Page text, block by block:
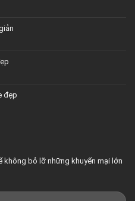
đẹp
không bỏ lỡ những khuyến mại lớn